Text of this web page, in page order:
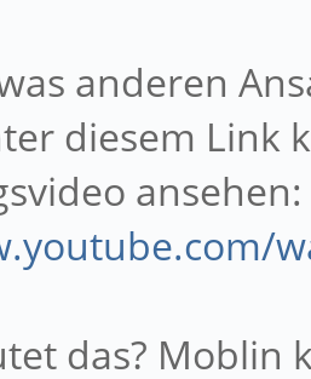
anderen
diesem Link
ansehen:
das? Moblin